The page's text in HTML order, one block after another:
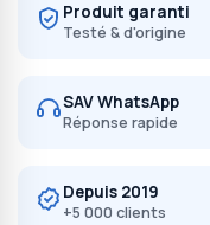
Produit garanti
Testé & d'origine
SAV WhatsApp
Réponse rapide
Depuis 2019
+5 000 clients